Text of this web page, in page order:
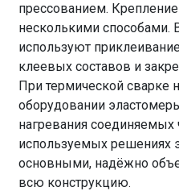
прессованием.
несколькими
используют
клеевых составов и
При термической сварке
оборудовании
нагревания соединяемых
используемых решениях
основными, надёжно
всю конструкцию.